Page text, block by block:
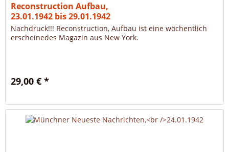
Reconstruction Aufbau,
23.01.1942 bis 29.01.1942
Nachdruck!!! Reconstruction, Aufbau ist eine wöchentlich
erscheinedes Magazin aus New York.
29,00 € *